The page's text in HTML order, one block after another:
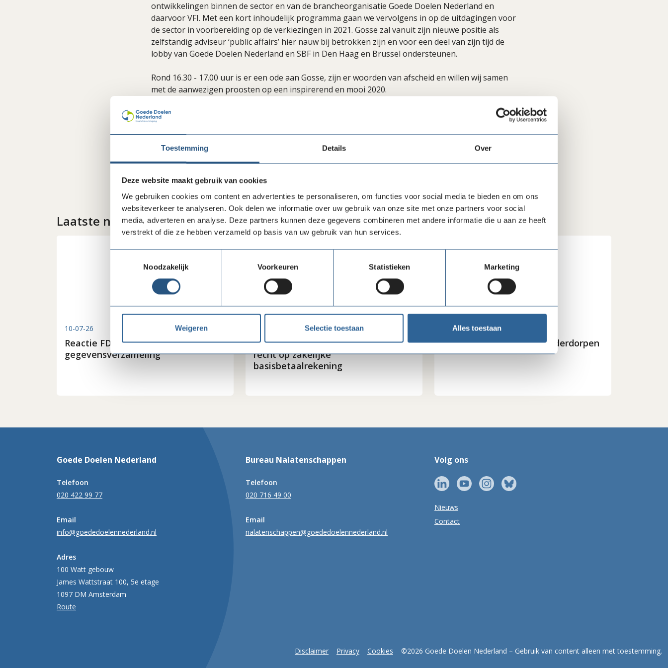
Toestemming Details Over
Deze website maakt gebruik van cookies
We gebruiken cookies om content en advertenties te personaliseren, om functies voor social media te bieden en om ons
websiteverkeer te analyseren. Ook delen we informatie over uw gebruik van onze site met onze partners voor social
media, adverteren en analyse. Deze partners kunnen deze gegevens combineren met andere informatie die u aan ze heeft
verstrekt of die ze hebben verzameld op basis van uw gebruik van hun services.
Noodzakelijk
Voorkeuren Statistieken Marketing
Weigeren Selectie toestaan Alles toestaan
ontwikkelingen binnen de sector en van de brancheorganisatie Goede Doelen Nederland en
daarvoor VFI. Met een kort inhoudelijk programma gaan we vervolgens in op de uitdagingen voor
de sector in voorbereiding op de verkiezingen in 2021. Gosse zal vanuit zijn nieuwe positie als
zelfstandig adviseur ‘public affairs’ hier nauw bij betrokken zijn en voor een deel van zijn tijd de
lobby van Goede Doelen Nederland en SBF in Den Haag en Brussel ondersteunen.
Rond 16.30 - 17.00 uur is er een ode aan Gosse, zijn er woorden van afscheid en willen wij samen
met de aanwezigen proosten op een inspirerend en mooi 2020.
Graag aanmelden via
programma aanwezig bent of alleen bij de borrel (vanaf 16.30 uur).
Delen Delen via LinkedIn
Delen via Facebook
Laatste nieuws
10-07-26
Reactie FD-artikel
gegevensverzameling
Beëindiging convenant na invoering
recht op zakelijke
basisbetaalrekening
02-07-26
Nieuwe directeur SOS Kinderdorpen
Goede Doelen Nederland
Telefoon
020 422 99 77
Email
info@goededoelennederland.nl
Adres
100 Watt gebouw
James Wattstraat 100, 5e etage
1097 DM Amsterdam
Route
Bureau Nalatenschappen
Telefoon
020 716 49 00
Email
nalatenschappen@goededoelennederland.nl
Volg ons
Nieuws
Contact
Disclaimer Privacy Cookies ©2026 Goede Doelen Nederland – Gebruik van content alleen met toestemming.